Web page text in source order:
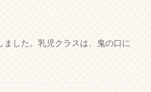
した。乳児クラスは、鬼の口に